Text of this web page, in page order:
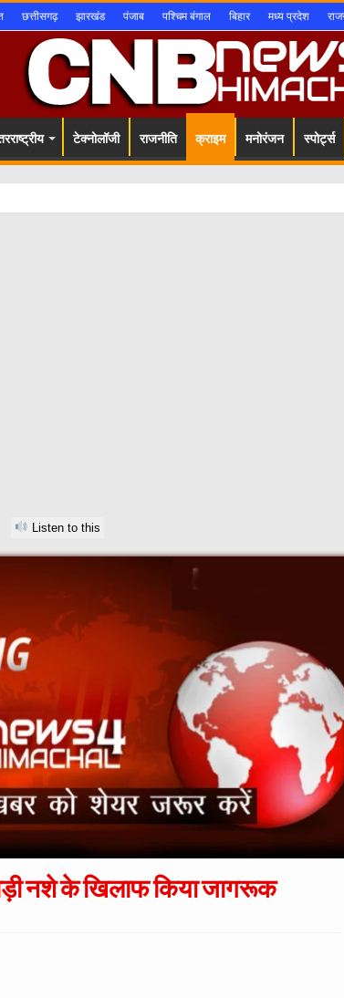
छत्तीसगढ़ झारखंड पंजाब पश्चिम बंगाल बिहार मध्य प्रदेश
टेक्नोलॉजी राजनीति क्राइम मनोरंजन स्पोर्ट्स
Listen to this
नशे के खिलाफ किया जागरूक